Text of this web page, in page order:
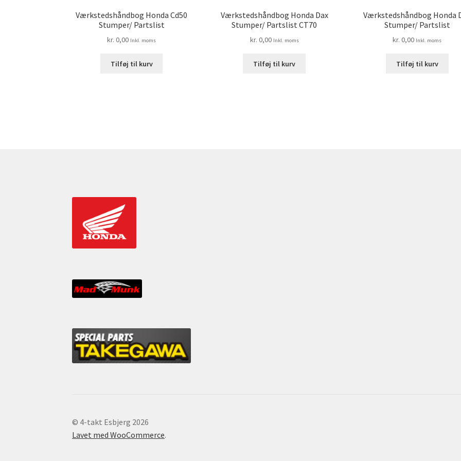
Værkstedshåndbog Honda Cd50
Stumper/ Partslist
kr. 0,00 Inkl. moms
Tilføj til kurv
Værkstedshåndbog Honda Dax
Stumper/ Partslist CT70
kr. 0,00 Inkl. moms
Tilføj til kurv
Værkstedshåndbog Honda
Stumper/ Partslist
kr. 0,00 Inkl. moms
Tilføj til kurv
© 4-takt Esbjerg 2026
Lavet med WooCommerce.